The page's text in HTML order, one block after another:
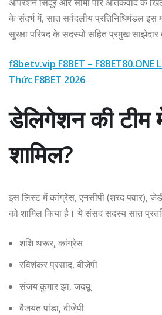
के संदर्भ में, सात सर्वदलीय प्रतिनिधिमंडल
सुरक्षा परिषद के सदस्यों सहित प्रमुख साझेदार
f8betv.vip F8BET – F8BET80.ONE
Thức F8BET 2026
डेलिगेशन की टीम
शामिल?
इस लिस्ट में कांग्रेस, एनसीपी (शरद पवार),
को शामिल किया है। ये संसद सदस्य सात
शशि थरूर, कांग्रेस
रविशंकर प्रसाद, बीजेपी
संजय कुमार झा, जदयू
बैजयंत पांडा, बीजेपी